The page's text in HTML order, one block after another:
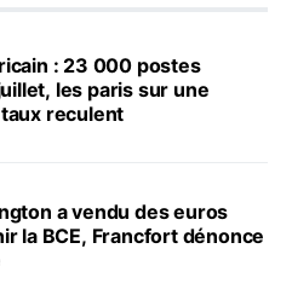
: 23 000 postes
les paris sur une
reculent
a vendu des euros
la BCE, Francfort dénonce